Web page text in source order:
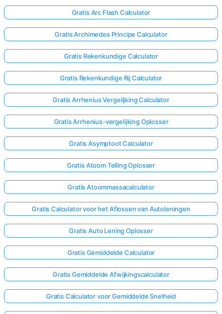
Nog
Geen
Stel
Eerste
Vraag
Gratis Arc Flash Calculator
Gratis Archimedes Principe Calculator
Gratis Rekenkundige Calculator
Gratis Rekenkundige Rij Calculator
Gratis Arrhenius Vergelijking Calculator
Gratis Arrhenius-vergelijking Oplosser
Gratis Asymptoot Calculator
Gratis Atoom Telling Oplosser
Gratis Atoommassacalculator
Gratis Calculator voor het Aflossen van Autoleningen
Gratis Auto Lening Oplosser
Gratis Gemiddelde Calculator
Gratis Gemiddelde Afwijkingscalculator
Gratis Calculator voor Gemiddelde Snelheid